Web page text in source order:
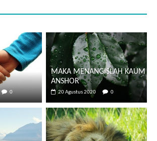
0
MAKA MENANGISLAH KAUM
ANSHOR
20 Agustus 2020 0